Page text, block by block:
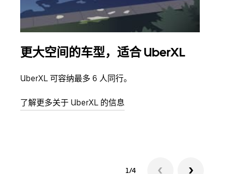
更大空间的车型，适合 UberXL
UberXL 可容纳最多 6 人同行。
了解更多关于 UberXL 的信息
1/4